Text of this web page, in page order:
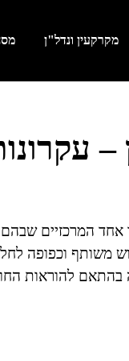
מקרקעין ונדל"ן
–
המרכזיים שבהם
משותף וכפופה
בהתאם להוראות